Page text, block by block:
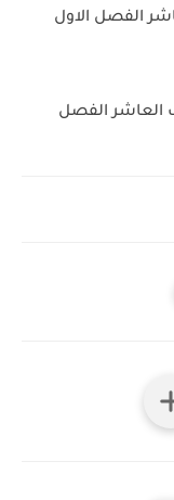
الفصل الاول
العاشر الفصل